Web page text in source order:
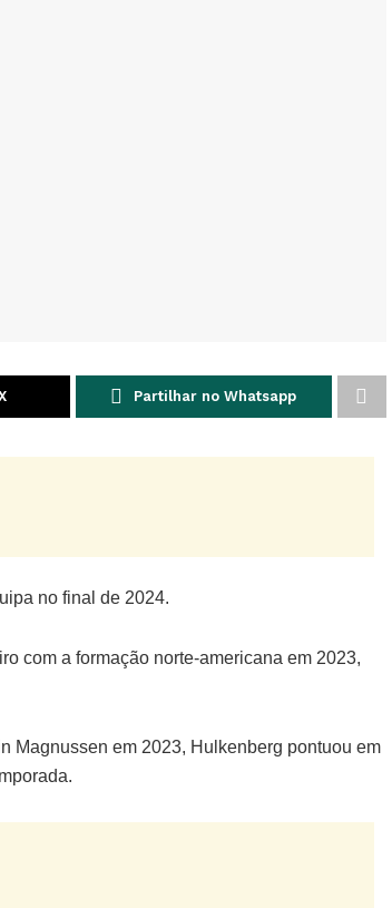
Partilhar no Whatsapp
no final de 2024.
com a formação norte-americana em 2023,
Magnussen em 2023, Hulkenberg pontuou em